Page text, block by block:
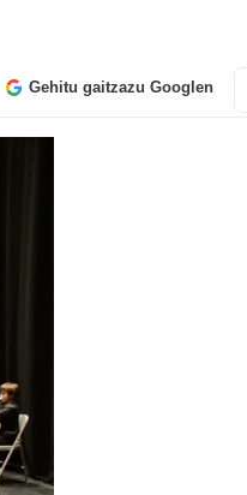
Gehitu gaitzazu Googlen